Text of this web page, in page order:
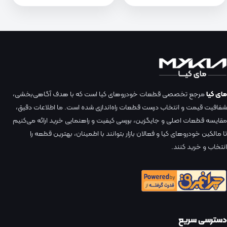
مای کیامرجع تخصصی قطعات خودروهای کیا است که با هدف آگاهی‌بخشی،
شفافیت قیمت و انتخاب درست قطعات راه‌اندازی شده است. ما اطلاعات دقیق،
مقایسه قطعات اصلی و جایگزین، بررسی کیفیت و راهنمایی خرید ارائه می‌کنیم
تا مالکین خودروهای کیا و فعالان بازار بتوانند با اطمینان، بهترین قطعه را
انتخاب و خرید کنند.
دسترسی سریع